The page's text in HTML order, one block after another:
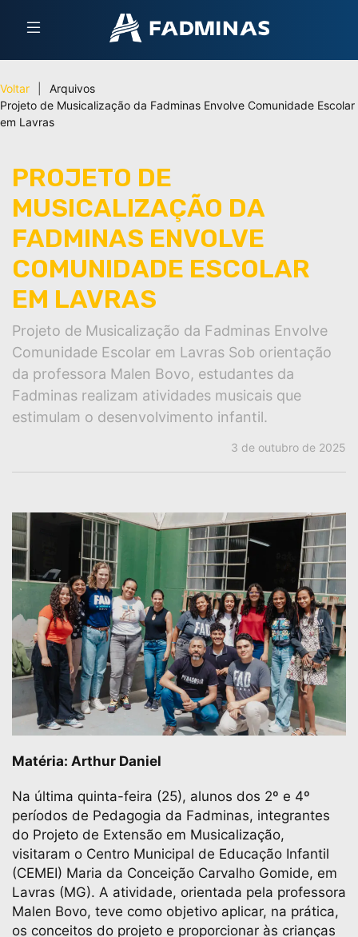
Voltar
Arquivos
Projeto de Musicalização da Fadminas Envolve Comunidade Escolar
em Lavras
PROJETO DE
MUSICALIZAÇÃO DA
FADMINAS ENVOLVE
COMUNIDADE ESCOLAR
EM LAVRAS
Projeto de Musicalização da Fadminas Envolve
Comunidade Escolar em Lavras Sob orientação
da professora Malen Bovo, estudantes da
Fadminas realizam atividades musicais que
estimulam o desenvolvimento infantil.
3 de outubro de 2025
Matéria: Arthur Daniel
Na última quinta-feira (25), alunos dos 2º e 4º
períodos de Pedagogia da Fadminas, integrantes
do Projeto de Extensão em Musicalização,
visitaram o Centro Municipal de Educação Infantil
(CEMEI) Maria da Conceição Carvalho Gomide, em
Lavras (MG). A atividade, orientada pela professora
Malen Bovo, teve como objetivo aplicar, na prática,
os conceitos do projeto e proporcionar às crianças